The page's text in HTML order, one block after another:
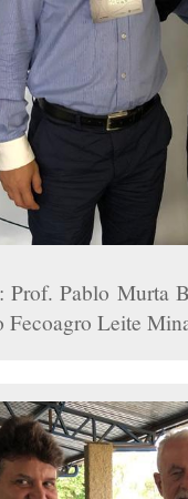
Prof. Pablo
Fecoagro Leite